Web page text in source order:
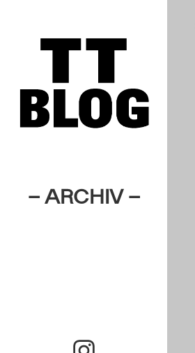
– ARCHIV –